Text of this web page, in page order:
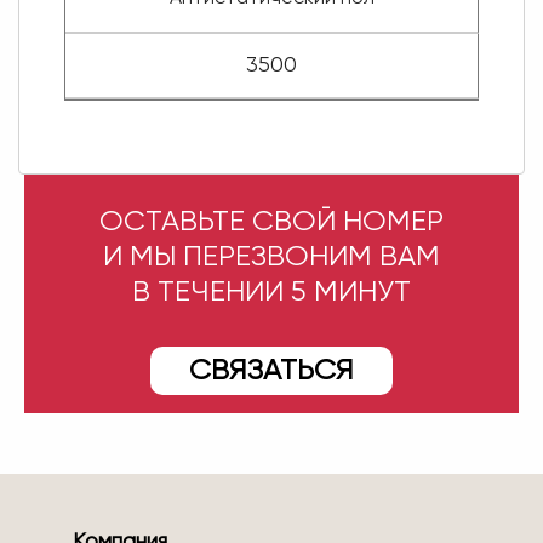
3500
ОСТАВЬТЕ СВОЙ НОМЕР
И МЫ ПЕРЕЗВОНИМ ВАМ
В ТЕЧЕНИИ 5 МИНУТ
СВЯЗАТЬСЯ